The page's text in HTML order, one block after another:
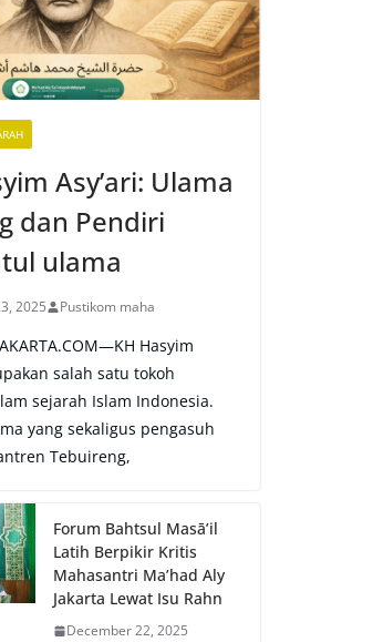
Asy’ari: Ulama
dan Pendiri
ulama
2025 Pustikom maha
Hasyim
salah satu tokoh
sejarah Islam Indonesia.
yang sekaligus pengasuh
Tebuireng,
Forum Bahtsul Masā’il
Latih Berpikir Kritis
Mahasantri Ma’had Aly
Jakarta Lewat Isu Rahn
December 22, 2025